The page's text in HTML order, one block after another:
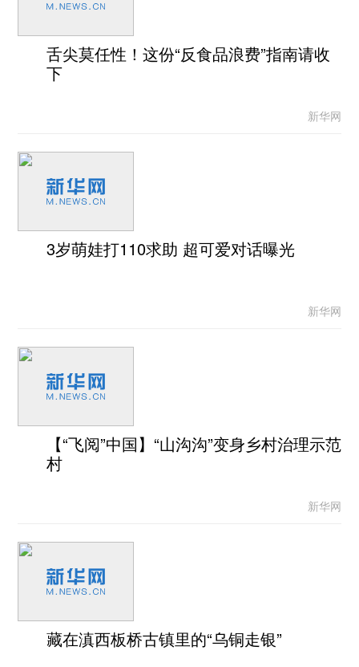
舌尖莫任性！这份“反食品浪费”指南请收
下
新华网
3岁萌娃打110求助 超可爱对话曝光
新华网
【“飞阅”中国】“山沟沟”变身乡村治理示范
村
新华网
藏在滇西板桥古镇里的“乌铜走银”